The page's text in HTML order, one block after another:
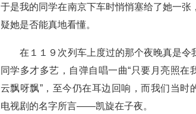
于是我的同学在南京下车时悄悄塞给了她一张
疑她是否能真地看懂。
在１１９次列车上度过的那个夜晚真是令
同学多才多艺，自弹自唱一曲“只要月亮照在
云飘呀飘”，至今仍在耳边回响，而我们当时
电视剧的名字所言——凯旋在子夜。